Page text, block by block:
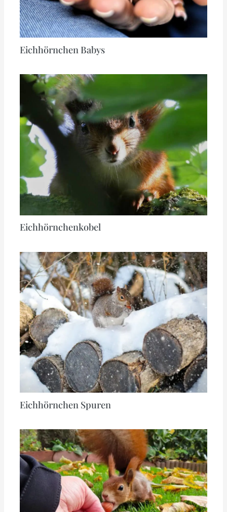
Eichhörnchen Babys
Eichhörnchenkobel
Eichhörnchen Spuren